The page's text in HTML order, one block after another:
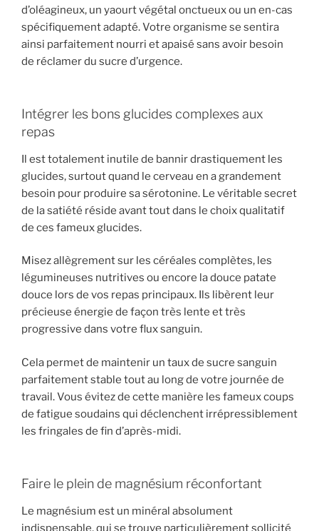
d’oléagineux, un yaourt végétal onctueux ou un en-cas
spécifiquement adapté. Votre organisme se sentira
ainsi parfaitement nourri et apaisé sans avoir besoin
de réclamer du sucre d’urgence.
Intégrer les bons glucides complexes aux
repas
Il est totalement inutile de bannir drastiquement les
glucides, surtout quand le cerveau en a grandement
besoin pour produire sa sérotonine. Le véritable secret
de la satiété réside avant tout dans le choix qualitatif
de ces fameux glucides.
Misez allègrement sur les céréales complètes, les
légumineuses nutritives ou encore la douce patate
douce lors de vos repas principaux. Ils libèrent leur
précieuse énergie de façon très lente et très
progressive dans votre flux sanguin.
Cela permet de maintenir un taux de sucre sanguin
parfaitement stable tout au long de votre journée de
travail. Vous évitez de cette manière les fameux coups
de fatigue soudains qui déclenchent irrépressiblement
les fringales de fin d’après-midi.
Faire le plein de magnésium réconfortant
Le magnésium est un minéral absolument
indispensable, qui se trouve particulièrement sollicité